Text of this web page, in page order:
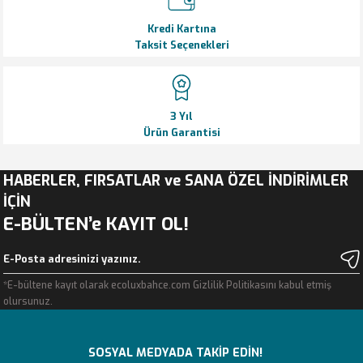
Kredi Kartına
Taksit Seçenekleri
3 Yıl
Ürün Garantisi
HABERLER, FIRSATLAR ve SANA ÖZEL İNDİRİMLER
İÇİN
E-BÜLTEN’e KAYIT OL!
*E-bültene kayıt olarak ecoluxbahce.com Gizlilik Politikasını kabul etmiş
olursunuz.
SOSYAL MEDYADA TAKİP EDİN!